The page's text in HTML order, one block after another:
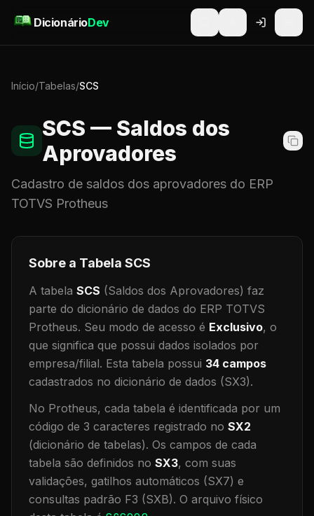
DicionárioDev
Início/Tabelas/SCS
SCS — Saldos dos
Aprovadores
Cadastro de saldos dos aprovadores do ERP
TOTVS Protheus
Sobre a Tabela SCS
A tabela SCS (Saldos dos Aprovadores) faz
parte do dicionário de dados do ERP TOTVS
Protheus. Seu modo de acesso é Exclusivo, o
que significa que possui dados isolados por
empresa/filial. Esta tabela possui 34 campos
cadastrados no dicionário de dados (SX3).
No Protheus, cada tabela é identificada por um
código de 3 caracteres registrado no SX2
(dicionário de tabelas). Os campos de cada
tabela são definidos no SX3, com suas
validações, gatilhos automáticos (SX7) e
consultas padrão F3 (SXB). O arquivo físico